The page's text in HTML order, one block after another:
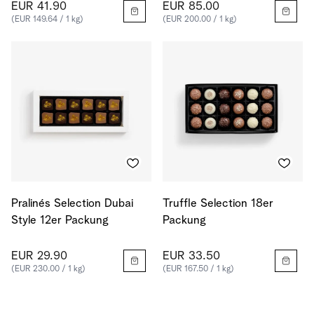
EUR 41.90
(EUR 149.64 / 1 kg)
EUR 85.00
(EUR 200.00 / 1 kg)
Pralinés Selection Dubai
Style 12er Packung
EUR 29.90
(EUR 230.00 / 1 kg)
Truffle Selection 18er
Packung
EUR 33.50
(EUR 167.50 / 1 kg)